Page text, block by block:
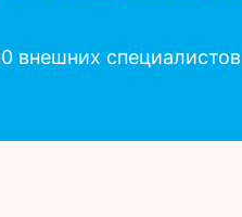
внешних специалистов